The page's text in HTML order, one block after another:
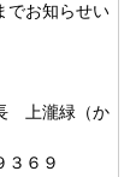
でお知らせい
上瀧緑（か
６９